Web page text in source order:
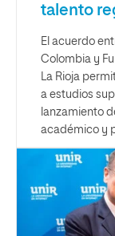
talento
El acuerdo
Colombia y
La Rioja
a estudios
lanzamiento
académico y